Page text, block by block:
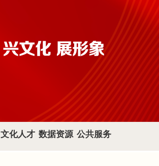
文化人才 数据资源 公共服务